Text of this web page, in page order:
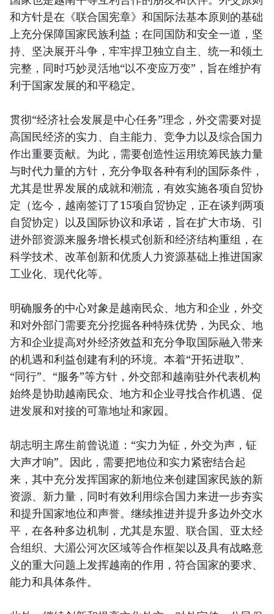
和方针是在《联合国宪章》和国际法基本原则的基础
上充分保障国家民族利益；在同国防和安全一道，坚
持、坚决展开斗争，牢牢捍卫独立自主、统一和领土
完整，同时巧妙灵活地“以不变应万变”，旨在维护有
利于国家发展的和平稳定。
贯彻“经济社会发展是中心任务”理念，外交需要对提
高国民经济的实力、自主能力、竞争力以及综合国力
作出重要贡献。为此，需要创造性运用统筹民族力量
与时代力量的方针，充分争取各种有利的国际条件，
尤其是世界发展的成就和潮流，有效实施各项自贸协
定（迄今，越南签订了15项自贸协定，正在谈判两项
自贸协定）以及国际协议和承诺，旨在扩大市场、引
进外部资源来服务增长模式创新和经济结构重组，在
科学技术、改革创新和优质人力资源基础上推进国家
工业化、现代化等。
明确服务的中心对象是越南民众、地方和企业，外交
和对外部门需要充分挖掘各种特殊优势，为民众、地
方和企业提高对外经济效益和充分争取国际融入带来
的机遇和利益创建有利的环境。本着“开拓进取”、
“同行”、“服务”等方针，外交部和越南驻外代表机构
始终是协助越南民众、地方和企业寻找合作机遇、促
进发展和对接的可靠地址和家园。
胡志明主席生前曾说道：“实力为钲，外交为声，钲
大声才响”。因此，需要把地位和实力紧密结合起
来，其中充分发挥国家的新地位来创建国家民族的新
资源、新力量，同时有效利用综合国力来进一步夯实
和提升国家地位和声誉。继续推进并提升多边外交水
平，在各种多边机制，尤其是东盟、联合国、亚太经
合组织、大湄公河次区域等合作框架以及具有战略意
义的重大问题上发挥越南的作用，符合国家的要求、
能力和具体条件。